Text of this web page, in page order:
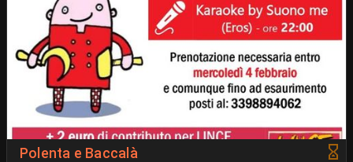
Polenta e Baccalà